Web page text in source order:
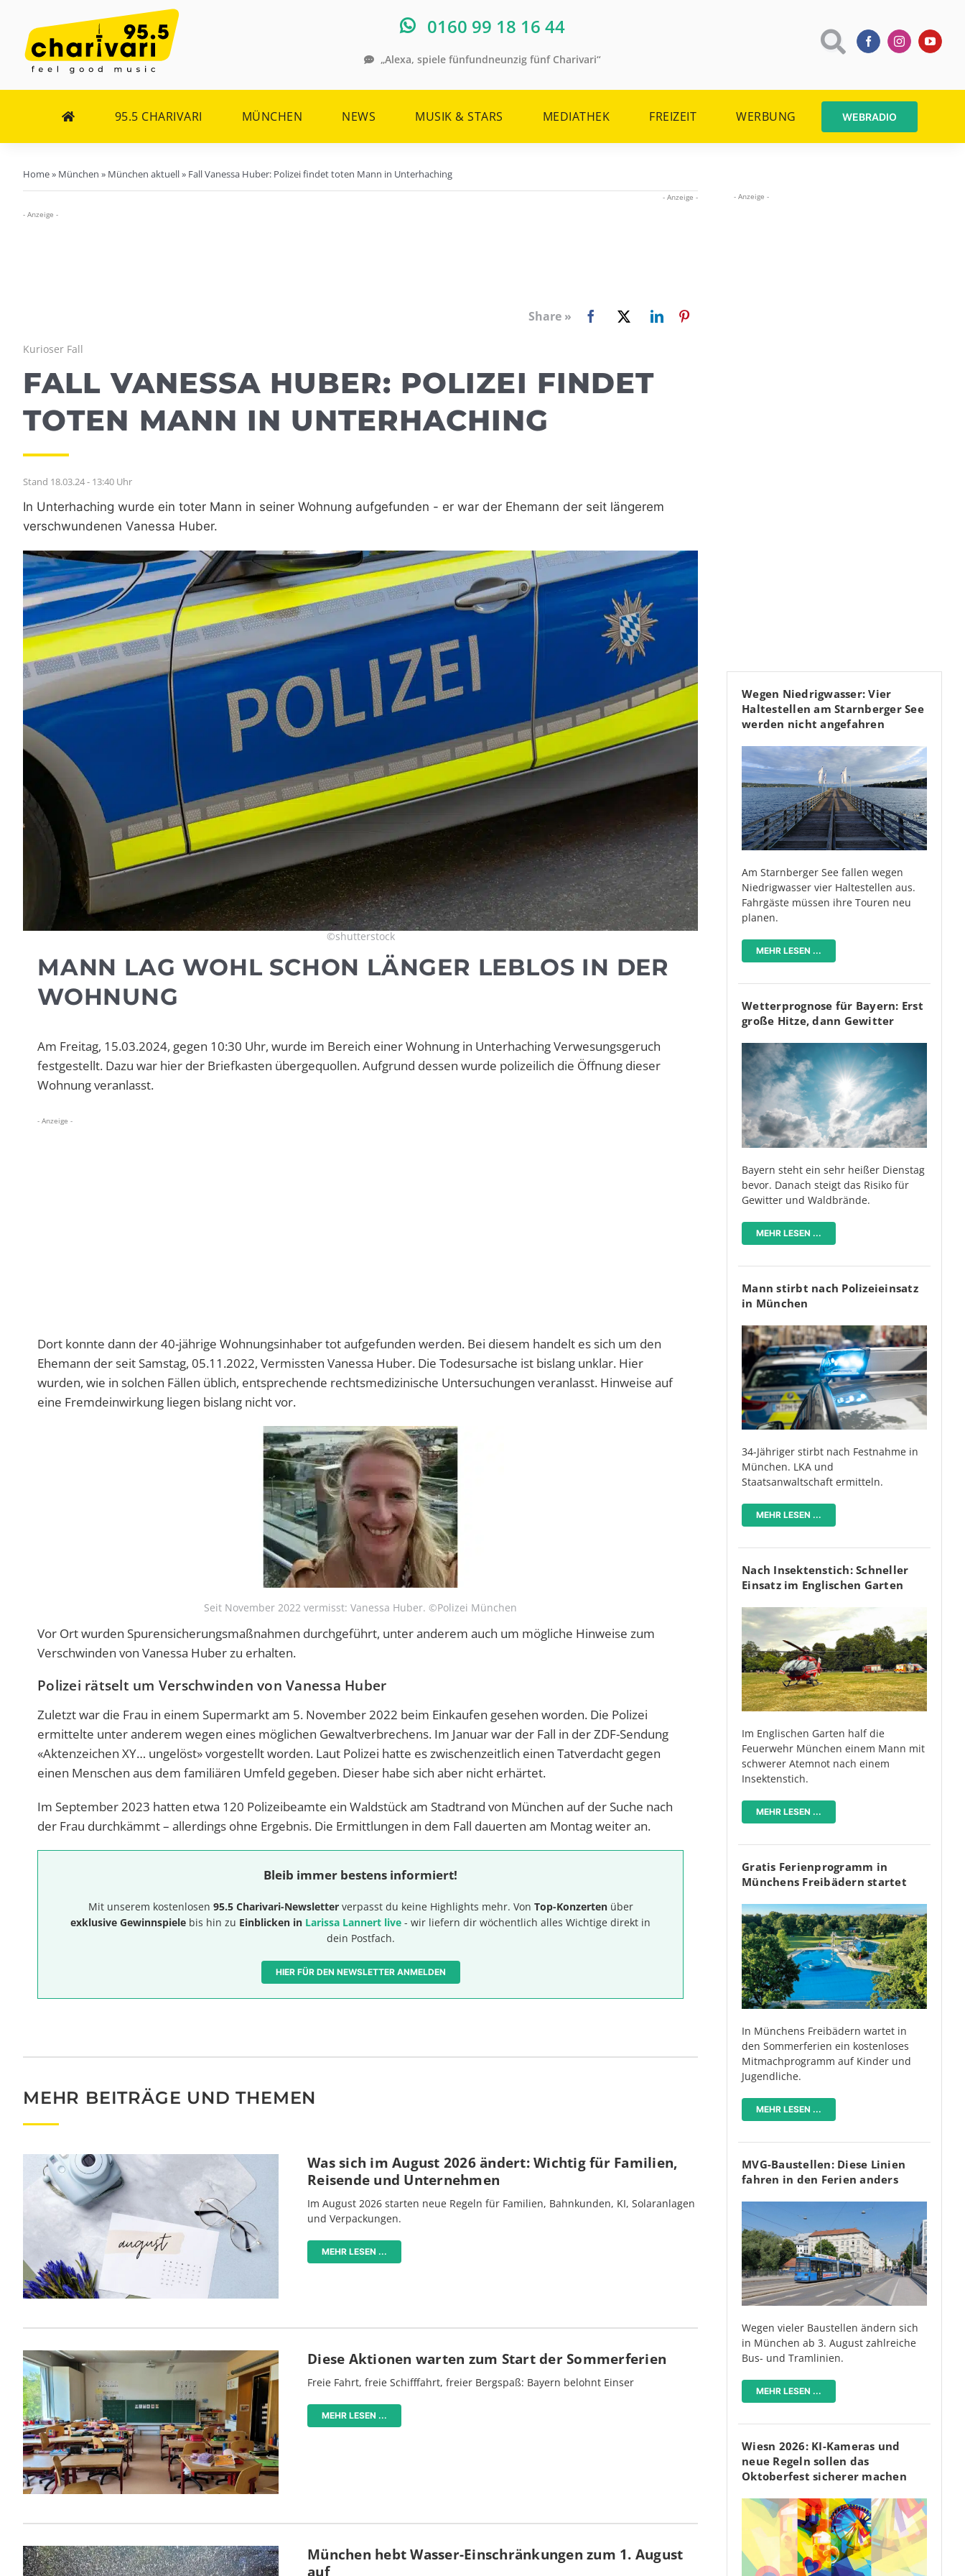
Inhalt
springen
0160 99 18 16 44
„Alexa, spiele fünfundneunzig fünf Charivari“
95.5 CHARIVARI MÜNCHEN NEWS MUSIK & STARS MEDIATHEK FREIZEIT WERBUNG WEBRADIO
Home» München » München aktuell» Fall Vanessa Huber: Polizei findet toten Mann in Unterhaching
- Anzeige -
- Anzeige -
Share »
Kurioser Fall
FALL VANESSA HUBER: POLIZEI FINDET
TOTEN MANN IN UNTERHACHING
Stand 18.03.24 - 13:40 Uhr
In Unterhaching wurde ein toter Mann in seiner Wohnung aufgefunden - er war der Ehemann der seit längerem
verschwundenen Vanessa Huber.
©shutterstock
MANN LAG WOHL SCHON LÄNGER LEBLOS IN DER
WOHNUNG
Am Freitag, 15.03.2024, gegen 10:30 Uhr, wurde im Bereich einer Wohnung in Unterhaching Verwesungsgeruch
festgestellt. Dazu war hier der Briefkasten übergequollen. Aufgrund dessen wurde polizeilich die Öffnung dieser
Wohnung veranlasst.
- Anzeige -
Dort konnte dann der 40-jährige Wohnungsinhaber tot aufgefunden werden. Bei diesem handelt es sich um den
Ehemann der seit Samstag, 05.11.2022, Vermissten Vanessa Huber. Die Todesursache ist bislang unklar. Hier
wurden, wie in solchen Fällen üblich, entsprechende rechtsmedizinische Untersuchungen veranlasst. Hinweise auf
eine Fremdeinwirkung liegen bislang nicht vor.
Seit November 2022 vermisst: Vanessa Huber. ©Polizei München
Vor Ort wurden Spurensicherungsmaßnahmen durchgeführt, unter anderem auch um mögliche Hinweise zum
Verschwinden von Vanessa Huber zu erhalten.
Polizei rätselt um Verschwinden von Vanessa Huber
Zuletzt war die Frau in einem Supermarkt am 5. November 2022 beim Einkaufen gesehen worden. Die Polizei
ermittelte unter anderem wegen eines möglichen Gewaltverbrechens. Im Januar war der Fall in der ZDF-Sendung
«Aktenzeichen XY… ungelöst» vorgestellt worden. Laut Polizei hatte es zwischenzeitlich einen Tatverdacht gegen
einen Menschen aus dem familiären Umfeld gegeben. Dieser habe sich aber nicht erhärtet.
Im September 2023 hatten etwa 120 Polizeibeamte ein Waldstück am Stadtrand von München auf der Suche nach
der Frau durchkämmt – allerdings ohne Ergebnis. Die Ermittlungen in dem Fall dauerten am Montag weiter an.
Bleib immer bestens informiert!
Mit unserem kostenlosen 95.5 Charivari-Newsletterverpasst du keine Highlights mehr. Von Top-Konzertenüber
exklusive Gewinnspiele bis hin zu Einblicken in Larissa Lannert live - wir liefern dir wöchentlich alles Wichtige direkt in
dein Postfach.
HIER FÜR DEN NEWSLETTER ANMELDEN
MEHR BEITRÄGE UND THEMEN
Was sich im August 2026 ändert: Wichtig für Familien,
Reisende und Unternehmen
Im August 2026 starten neue Regeln für Familien, Bahnkunden, KI, Solaranlagen
und Verpackungen.
MEHR LESEN ...
Diese Aktionen warten zum Start der Sommerferien
Freie Fahrt, freie Schifffahrt, freier Bergspaß: Bayern belohnt Einser
MEHR LESEN ...
München hebt Wasser-Einschränkungen zum 1. August
auf
- Anzeige -
Wegen Niedrigwasser: Vier
Haltestellen am Starnberger See
werden nicht angefahren
Am Starnberger See fallen wegen
Niedrigwasser vier Haltestellen aus.
Fahrgäste müssen ihre Touren neu
planen.
MEHR LESEN ...
Wetterprognose für Bayern: Erst
große Hitze, dann Gewitter
Bayern steht ein sehr heißer Dienstag
bevor. Danach steigt das Risiko für
Gewitter und Waldbrände.
MEHR LESEN ...
Mann stirbt nach Polizeieinsatz
in München
34-Jähriger stirbt nach Festnahme in
München. LKA und
Staatsanwaltschaft ermitteln.
MEHR LESEN ...
Nach Insektenstich: Schneller
Einsatz im Englischen Garten
Im Englischen Garten half die
Feuerwehr München einem Mann mit
schwerer Atemnot nach einem
Insektenstich.
MEHR LESEN ...
Gratis Ferienprogramm in
Münchens Freibädern startet
In Münchens Freibädern wartet in
den Sommerferien ein kostenloses
Mitmachprogramm auf Kinder und
Jugendliche.
MEHR LESEN ...
MVG-Baustellen: Diese Linien
fahren in den Ferien anders
Wegen vieler Baustellen ändern sich
in München ab 3. August zahlreiche
Bus- und Tramlinien.
MEHR LESEN ...
Wiesn 2026: KI-Kameras und
neue Regeln sollen das
Oktoberfest sicherer machen